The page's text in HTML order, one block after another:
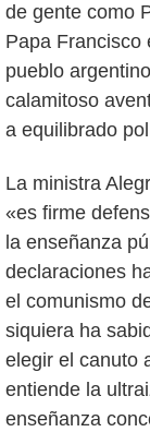
de gente como
Papa Francisco
pueblo
calamitoso
a equilibrado
La ministra
«es firme
la enseñanza
declaraciones
el comunismo
siquiera ha
elegir el canuto
entiende la
enseñanza